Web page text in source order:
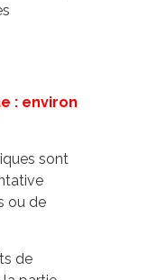
: environ
sont
ou de
de